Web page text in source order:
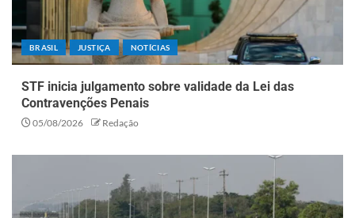
BRASIL JUSTIÇA NOTÍCIAS
STF inicia julgamento sobre validade da Lei das
Contravenções Penais
05/08/2026 Redação